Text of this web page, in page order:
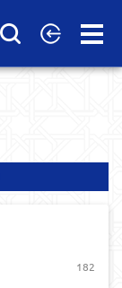
Open
182